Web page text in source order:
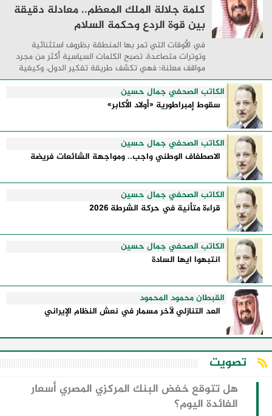
كلمة جلالة الملك المعظم.. معادلة دقيقة
بين قوة الردع وحكمة السلام
في الأوقات التي تمر بها المنطقة بظروف استثنائية
وتوترات متصاعدة، تصبح الكلمات السياسية أكثر من مجرد
مواقف معلنة؛ فهي تكشف طريقة تفكير الدول، وكيفية
إدارتها للأزمات، والحدود التي تفصل بين القوة ...
الكاتب الصحفي جمال حسين
سقوط إمبراطورية «أولاد الأكابر»
الكاتب الصحفي جمال حسين
الاصطفاف الوطني واجب.. ومواجهة الشائعات فريضة
الكاتب الصحفي جمال حسين
قراءة متأنية في حركة الشرطة 2026
الكاتب الصحفي جمال حسين
انتبهوا ايها السادة
القبطان محمود المحمود
العد التنازلي لآخر مسمار في نعش النظام الإيراني
تصويت
هل تتوقع خفض البنك المركزي المصري أسعار
الفائدة اليوم؟